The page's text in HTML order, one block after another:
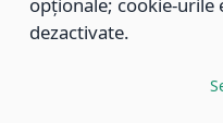
Modificarea
dezactivate.